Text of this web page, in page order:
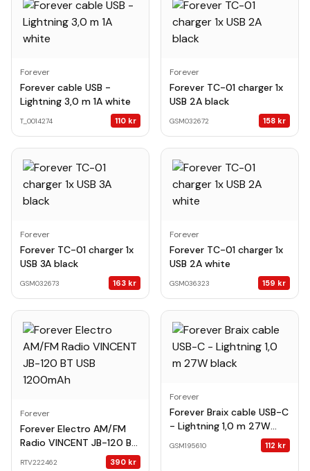
Forever
Forever cable USB -
Lightning 3,0 m 1A white
T_0014274 110 kr
Forever
Forever TC-01 charger 1x
USB 2A black
GSM032672 158 kr
Forever
Forever TC-01 charger 1x
USB 3A black
GSM032673 163 kr
Forever
Forever TC-01 charger 1x
USB 2A white
GSM036323 159 kr
Forever
Forever Electro AM/FM
Radio VINCENT JB-120 BT
RTV222462 390 kr
Forever
Forever Braix cable USB-C
- Lightning 1,0 m 27W
GSM195610 112 kr